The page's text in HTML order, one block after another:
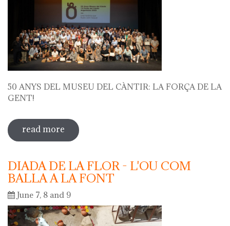
50 ANYS DEL MUSEU DEL CÀNTIR: LA FORÇA DE LA
GENT!
read more sobre 50 anys del museu del càntir: la
força de la gent!
DIADA DE LA FLOR - L'OU COM
BALLA A LA FONT
June 7, 8 and 9